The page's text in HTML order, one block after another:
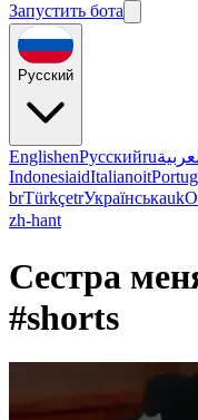
Запустить бота
Русский
EnglishenРусскийru
IndonesiaidItalianoit
brTürkçetrУкраїнськаuk
zh-hant
Сестра
#shorts